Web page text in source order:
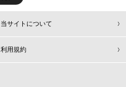
当サイトについて
利用規約